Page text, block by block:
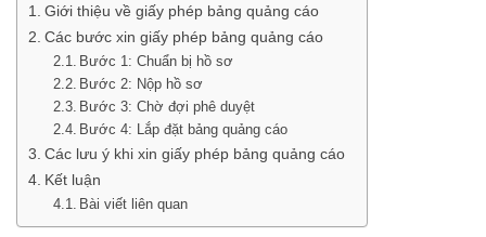
Giới thiệu về giấy phép bảng quảng cáo
Các bước xin giấy phép bảng quảng cáo
Bước 1: Chuẩn bị hồ sơ
Bước 2: Nộp hồ sơ
Bước 3: Chờ đợi phê duyệt
Bước 4: Lắp đặt bảng quảng cáo
Các lưu ý khi xin giấy phép bảng quảng cáo
Kết luận
Bài viết liên quan